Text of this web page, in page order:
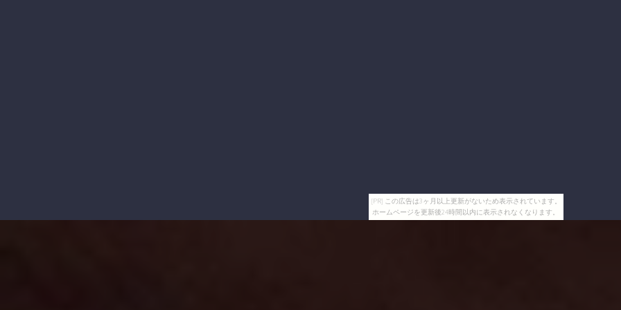
[PR] この広告は3ヶ月以上更新がないため表示されています。
ホームページを更新後24時間以内に表示されなくなります。